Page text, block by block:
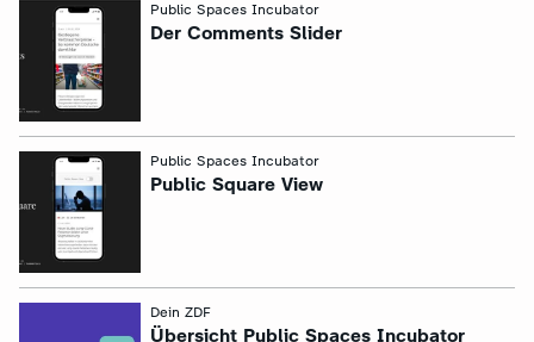
Public Spaces Incubator
Der Comments Slider
Public Spaces Incubator
Public Square View
Dein ZDF
Übersicht Public Spaces Incubator